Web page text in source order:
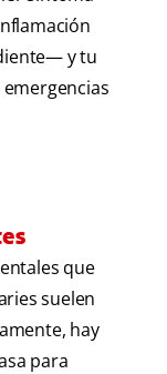
y tu
que
suelen
hay
para